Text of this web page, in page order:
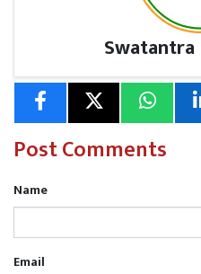
Swatantra
Post Comments
Name
Email